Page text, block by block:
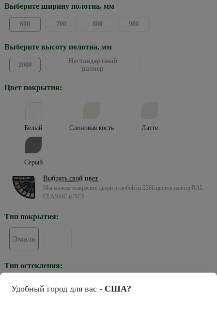
Выберите ширину полотна, мм
600 700 800 900
Выберите высоту полотна, мм
2000
Нестандартный
размер
Цвет покрытия:
Белый Слоновая кость Латте
Серый
Выбрать свой цвет
Мы можем выкрасить двери в любой из 2266 цветов палитр RAL
CLASSIC и NCS
Тип покрытия:
Эмаль
Тип остекления:
Удобный город для вас - США?